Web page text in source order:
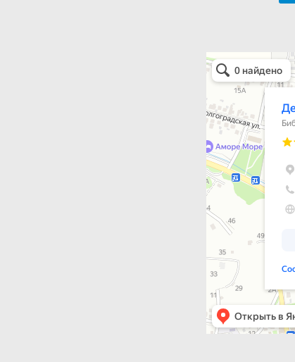
Детская
Библиотека в